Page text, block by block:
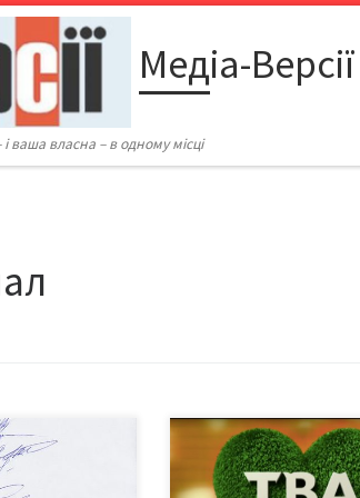
Медіа-Версії
і ваша власна – в одному місці
Перефразовуючи відому
про те, що «світ
масові розстріли»,